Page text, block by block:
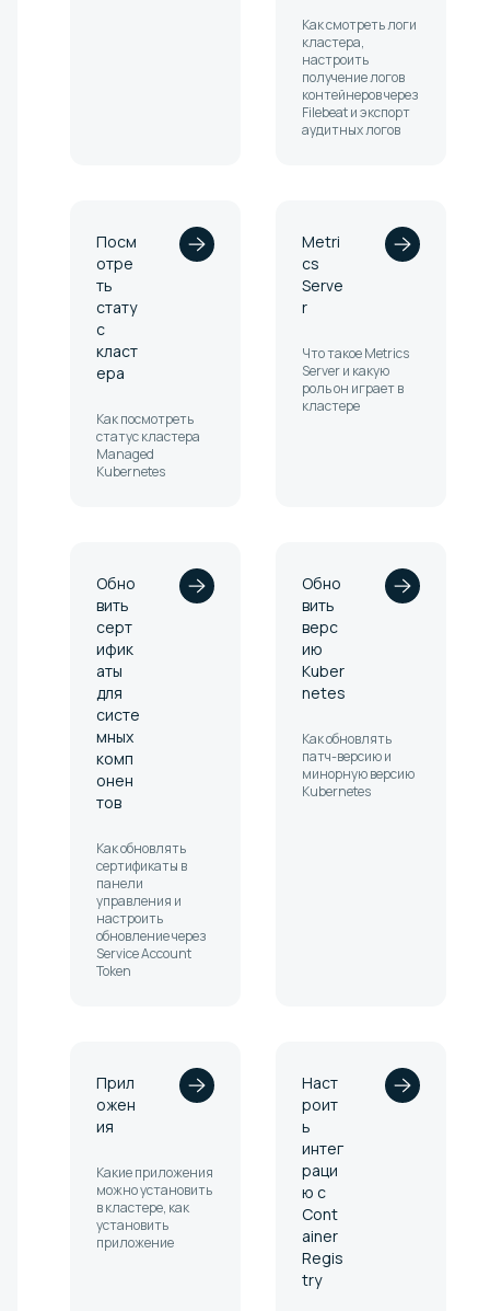
Как смотреть логи
кластера,
настроить
получение логов
контейнеров через
Filebeat и экспорт
аудитных логов
Посм
отре
ть
стату
с
класт
ера
Как посмотреть
статус кластера
Managed
Kubernetes
Metri
cs
Serve
r
Что такое Metrics
Server и какую
роль он играет в
кластере
Обно
вить
серт
ифик
аты
для
систе
мных
комп
онен
тов
Как обновлять
сертификаты в
панели
управления и
настроить
обновление через
Service Account
Token
Обно
вить
верс
ию
Kuber
netes
Как обновлять
патч-версию и
минорную версию
Kubernetes
Прил
ожен
ия
Какие приложения
можно установить
в кластере, как
установить
приложение
Наст
роит
ь
интег
раци
ю с
Cont
ainer
Regis
try